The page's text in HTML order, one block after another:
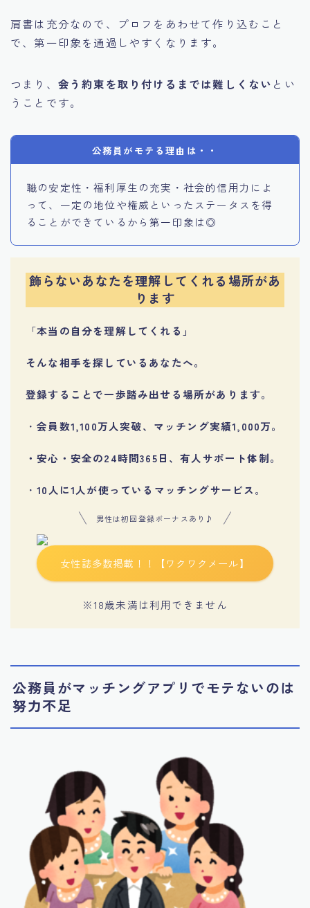
Follow Me
肩書は充分なので、プロフをあわせて作り込むこと
で、第一印象を通過しやすくなります。
つまり、 会う約束を取り付けるまでは難しくない とい
うことです。
公務員がモテる理由は・・
職の安定性・福利厚生の充実・社会的信用力によ
って、一定の地位や権威といったステータスを得
ることができているから第一印象は◎
飾らないあなたを理解してくれる場所があ
ります
「本当の自分を理解してくれる」
そんな相手を探しているあなたへ。
登録することで一歩踏み出せる場所があります。
・会員数1,100万人突破、マッチング実績1,000万。
・安心・安全の24時間365日、有人サポート体制。
・10人に1人が使っているマッチングサービス。
男性は初回登録ボーナスあり♪
女性誌多数掲載！！【ワクワクメール】
※18歳未満は利用できません
公務員がマッチングアプリでモテないのは
努力不足